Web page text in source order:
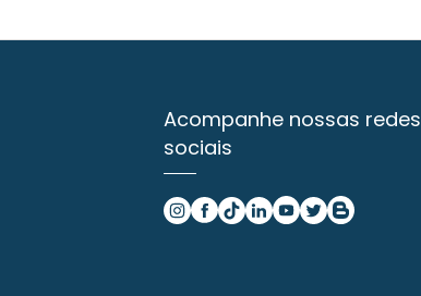
Acompanhe nossas redes
sociais